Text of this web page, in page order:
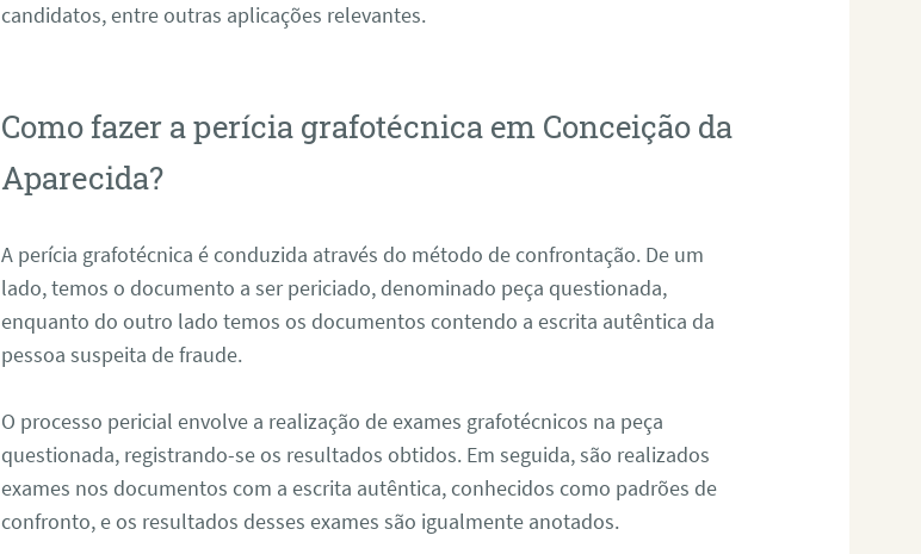
candidatos, entre outras aplicações relevantes.
Como fazer a perícia grafotécnica em Conceição da
Aparecida?
A perícia grafotécnica é conduzida através do método de confrontação. De um
lado, temos o documento a ser periciado, denominado peça questionada,
enquanto do outro lado temos os documentos contendo a escrita autêntica da
pessoa suspeita de fraude.
O processo pericial envolve a realização de exames grafotécnicos na peça
questionada, registrando-se os resultados obtidos. Em seguida, são realizados
exames nos documentos com a escrita autêntica, conhecidos como padrões de
confronto, e os resultados desses exames são igualmente anotados.